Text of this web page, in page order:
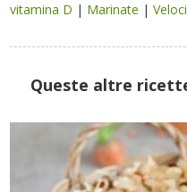
vitamina D | Marinate |
Queste altre